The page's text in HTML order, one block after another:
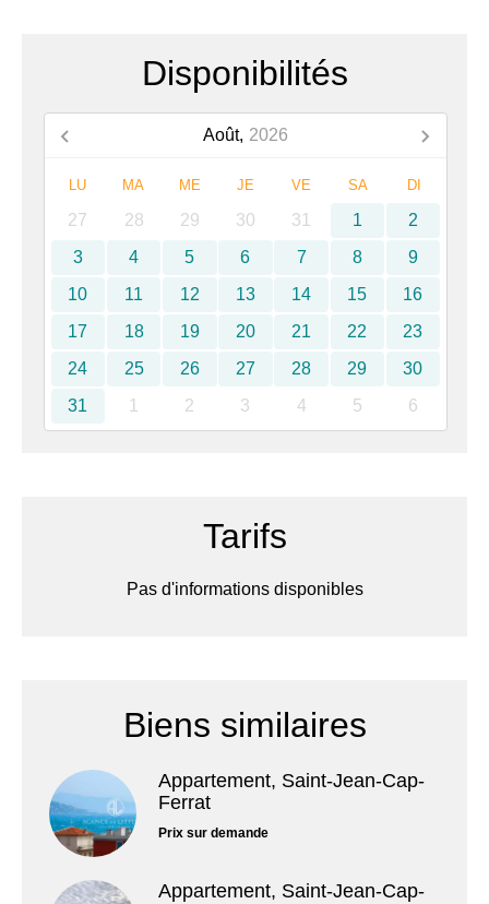
Disponibilités
Août, 2026
LU MA ME JE VE SA DI
27 28 29 30 31 1
2
3
4 5 6 7 8
9
10
11 12 13 14 15
16
17
18 19 20 21 22
23
24
25 26 27 28 29
30
31
1 2 3 4 5 6
Tarifs
Pas d'informations disponibles
Biens similaires
Appartement, Saint-Jean-Cap-
Ferrat
Prix sur demande
Appartement, Saint-Jean-Cap-